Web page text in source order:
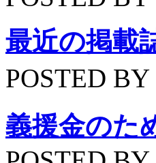
最近の掲載
POSTED
義援金のた